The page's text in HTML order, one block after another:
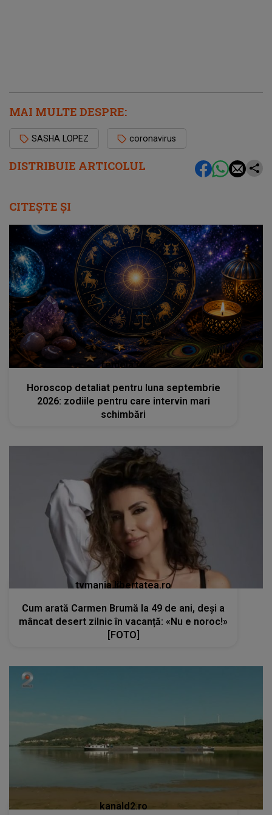
DISTRIBUIE ARTICOLUL
MAI MULTE DESPRE:
SASHA LOPEZ coronavirus
CITEȘTE ȘI
femeia.ro
Horoscop detaliat pentru luna septembrie
2026: zodiile pentru care intervin mari
schimbări
tvmania.libertatea.ro
Cum arată Carmen Brumă la 49 de ani, deși a
mâncat desert zilnic în vacanță: «Nu e noroc!»
[FOTO]
kanald2.ro